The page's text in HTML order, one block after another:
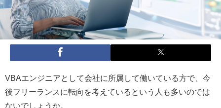
VBAエンジニアとして会社に所属して働いている方で、今
後フリーランスに転向を考えているという人も多いのでは
ないでしょうか。